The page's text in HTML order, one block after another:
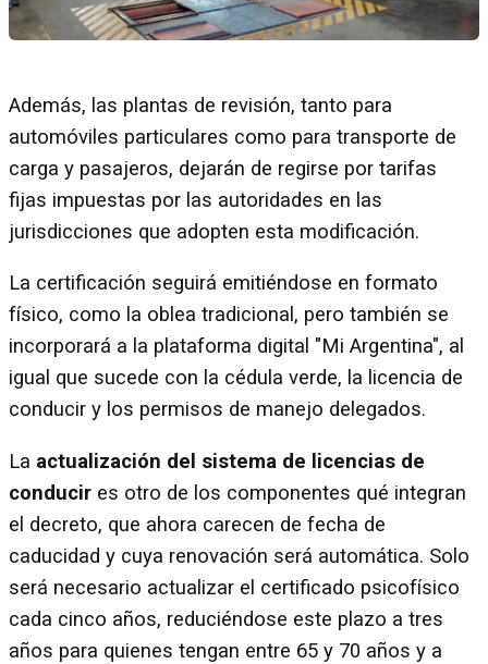
Además, las plantas de revisión, tanto para
automóviles particulares como para transporte de
carga y pasajeros, dejarán de regirse por tarifas
fijas impuestas por las autoridades en las
jurisdicciones que adopten esta modificación.
La certificación seguirá emitiéndose en formato
físico, como la oblea tradicional, pero también se
incorporará a la plataforma digital "Mi Argentina", al
igual que sucede con la cédula verde, la licencia de
conducir y los permisos de manejo delegados.
La actualización del sistema de licencias de
conducir es otro de los componentes qué integran
el decreto, que ahora carecen de fecha de
caducidad y cuya renovación será automática. Solo
será necesario actualizar el certificado psicofísico
cada cinco años, reduciéndose este plazo a tres
años para quienes tengan entre 65 y 70 años y a